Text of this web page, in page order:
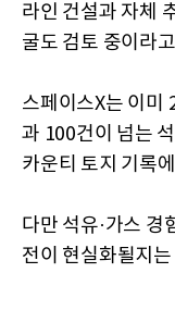
라인 건설과 자체
굴도 검토 중이라
스페이스X는 이미
과 100건이 넘는
카운티 토지 기록
다만 석유·가스 경
전이 현실화될지